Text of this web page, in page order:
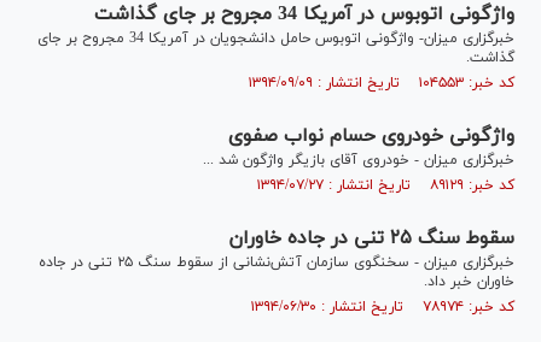
واژگونی اتوبوس در آمريکا 34 مجروح بر جای گذاشت
خبرگزاری میزان- واژگونی اتوبوس حامل دانشجویان در آمریکا 34 مجروح بر جای
گذاشت.
کد خبر: ۱۰۴۵۵۳ تاریخ انتشار : ۱۳۹۴/۰۹/۰۹
واژگونی خودروی حسام نواب صفوی
خبرگزاری میزان - خودروی آقای بازیگر واژگون شد ...
کد خبر: ۸۹۱۲۹ تاریخ انتشار : ۱۳۹۴/۰۷/۲۷
سقوط سنگ ۲۵ تنی در جاده خاوران
خبرگزاری میزان - سخنگوی سازمان آتش‌نشانی از سقوط سنگ ۲۵ تنی در جاده
خاوران خبر داد.
کد خبر: ۷۸۹۷۴ تاریخ انتشار : ۱۳۹۴/۰۶/۳۰